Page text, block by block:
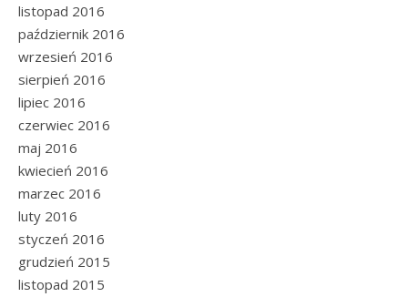
listopad 2016
październik 2016
wrzesień 2016
sierpień 2016
lipiec 2016
czerwiec 2016
maj 2016
kwiecień 2016
marzec 2016
luty 2016
styczeń 2016
grudzień 2015
listopad 2015